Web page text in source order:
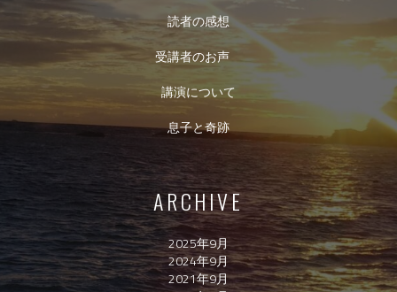
読者の感想
受講者のお声
講演について
息子と奇跡
ARCHIVE
2025年9月
2024年9月
2021年9月